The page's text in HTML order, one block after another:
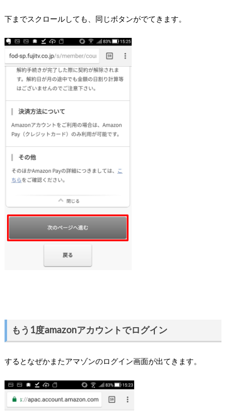
下までスクロールしても、同じボタンがでてきます。
もう1度amazonアカウントでログイン
するとなぜかまたアマゾンのログイン画面が出てきます。